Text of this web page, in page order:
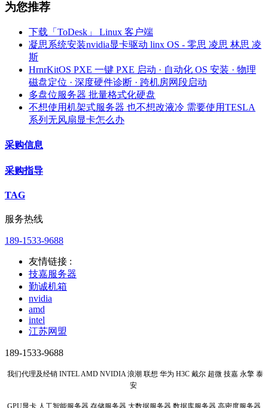
为您推荐
下载「ToDesk」 Linux 客户端
凝思系统安装nvidia显卡驱动 linx OS - 零思 凌思 林思 凌
斯
HrnrKitOS PXE 一键 PXE 启动 · 自动化 OS 安装 · 物理
磁盘定位 · 深度硬件诊断 · 跨机房网段启动
多盘位服务器 批量格式化硬盘
不想使用机架式服务器 也不想改液冷 需要使用TESLA
系列无风扇显卡怎么办
采购信息
采购指导
TAG
服务热线
189-1533-9688
友情链接 :
技嘉服务器
勤诚机箱
nvidia
amd
intel
江苏网盟
189-1533-9688
我们代理及经销 INTEL AMD NVIDIA 浪潮 联想 华为 H3C 戴尔 超微 技嘉 永擎 泰
安
GPU显卡 人工智能服务器 存储服务器 大数据服务器 数据库服务器 高密度服务器